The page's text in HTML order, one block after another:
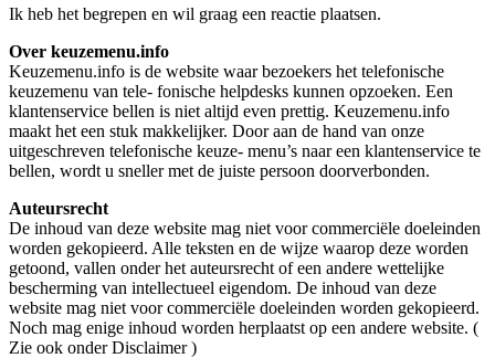
Ik heb het begrepen en wil graag een reactie plaatsen.
Over keuzemenu.info
Keuzemenu.info is de website waar bezoekers het telefonische
keuzemenu van tele- fonische helpdesks kunnen opzoeken. Een
klantenservice bellen is niet altijd even prettig. Keuzemenu.info
maakt het een stuk makkelijker. Door aan de hand van onze
uitgeschreven telefonische keuze- menu’s naar een klantenservice te
bellen, wordt u sneller met de juiste persoon doorverbonden.
Auteursrecht
De inhoud van deze website mag niet voor commerciële doeleinden
worden gekopieerd. Alle teksten en de wijze waarop deze worden
getoond, vallen onder het auteursrecht of een andere wettelijke
bescherming van intellectueel eigendom. De inhoud van deze
website mag niet voor commerciële doeleinden worden gekopieerd.
Noch mag enige inhoud worden herplaatst op een andere website. (
Zie ook onder Disclaimer )